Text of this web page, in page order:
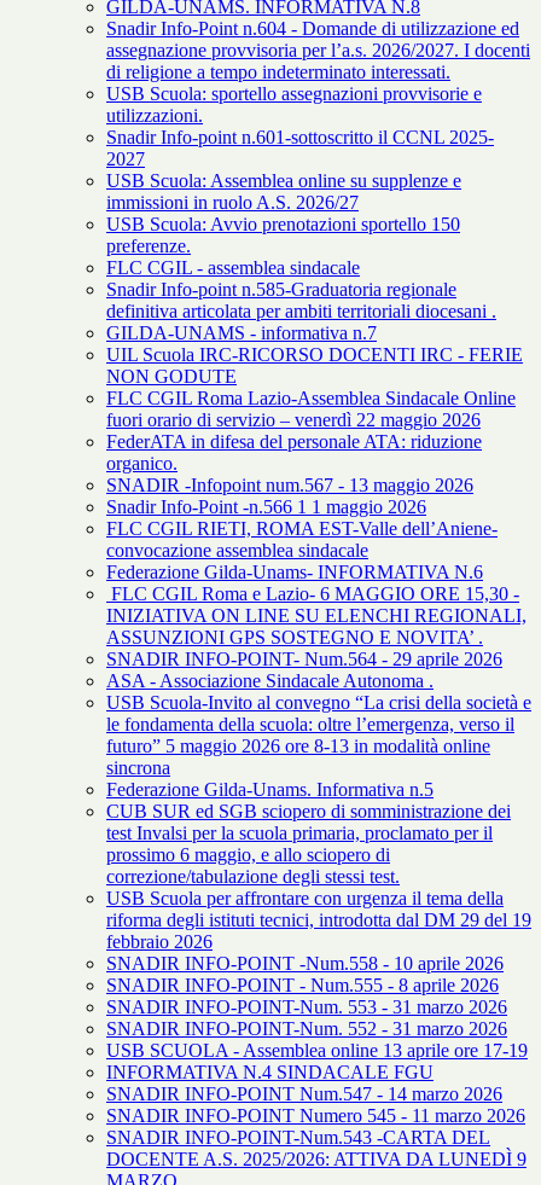
GILDA-UNAMS. INFORMATIVA N.8
Snadir Info-Point n.604 - Domande di utilizzazione ed
assegnazione provvisoria per l’a.s. 2026/2027. I docenti
di religione a tempo indeterminato interessati.
USB Scuola: sportello assegnazioni provvisorie e
utilizzazioni.
Snadir Info-point n.601-sottoscritto il CCNL 2025-
2027
USB Scuola: Assemblea online su supplenze e
immissioni in ruolo A.S. 2026/27
USB Scuola: Avvio prenotazioni sportello 150
preferenze.
FLC CGIL - assemblea sindacale
Snadir Info-point n.585-Graduatoria regionale
definitiva articolata per ambiti territoriali diocesani .
GILDA-UNAMS - informativa n.7
UIL Scuola IRC-RICORSO DOCENTI IRC - FERIE
NON GODUTE
FLC CGIL Roma Lazio-Assemblea Sindacale Online
fuori orario di servizio – venerdì 22 maggio 2026
FederATA in difesa del personale ATA: riduzione
organico.
SNADIR -Infopoint num.567 - 13 maggio 2026
Snadir Info-Point -n.566 1 1 maggio 2026
FLC CGIL RIETI, ROMA EST-Valle dell’Aniene-
convocazione assemblea sindacale
Federazione Gilda-Unams- INFORMATIVA N.6
FLC CGIL Roma e Lazio- 6 MAGGIO ORE 15,30 -
INIZIATIVA ON LINE SU ELENCHI REGIONALI,
ASSUNZIONI GPS SOSTEGNO E NOVITA’ .
SNADIR INFO-POINT- Num.564 - 29 aprile 2026
ASA - Associazione Sindacale Autonoma .
USB Scuola-Invito al convegno “La crisi della società e
le fondamenta della scuola: oltre l’emergenza, verso il
futuro” 5 maggio 2026 ore 8-13 in modalità online
sincrona
Federazione Gilda-Unams. Informativa n.5
CUB SUR ed SGB sciopero di somministrazione dei
test Invalsi per la scuola primaria, proclamato per il
prossimo 6 maggio, e allo sciopero di
correzione/tabulazione degli stessi test.
USB Scuola per affrontare con urgenza il tema della
riforma degli istituti tecnici, introdotta dal DM 29 del 19
febbraio 2026
SNADIR INFO-POINT -Num.558 - 10 aprile 2026
SNADIR INFO-POINT - Num.555 - 8 aprile 2026
SNADIR INFO-POINT-Num. 553 - 31 marzo 2026
SNADIR INFO-POINT-Num. 552 - 31 marzo 2026
USB SCUOLA - Assemblea online 13 aprile ore 17-19
INFORMATIVA N.4 SINDACALE FGU
SNADIR INFO-POINT Num.547 - 14 marzo 2026
SNADIR INFO-POINT Numero 545 - 11 marzo 2026
SNADIR INFO-POINT-Num.543 -CARTA DEL
DOCENTE A.S. 2025/2026: ATTIVA DA LUNEDÌ 9